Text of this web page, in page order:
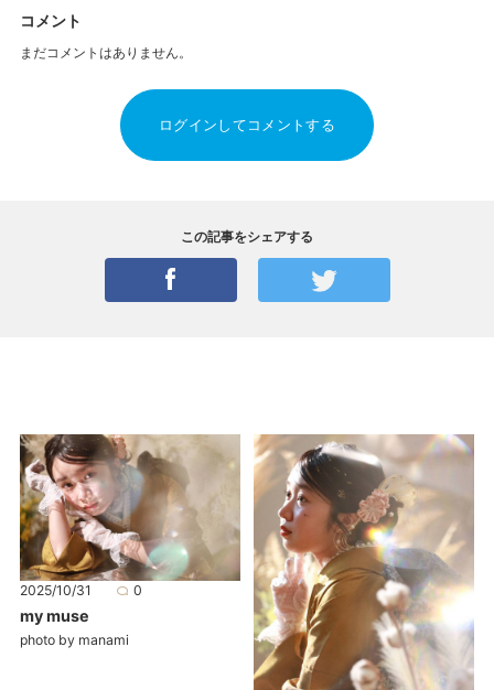
コメント
まだコメントはありません。
ログインしてコメントする
この記事をシェアする
2025/10/31 0
my muse
photo by manami